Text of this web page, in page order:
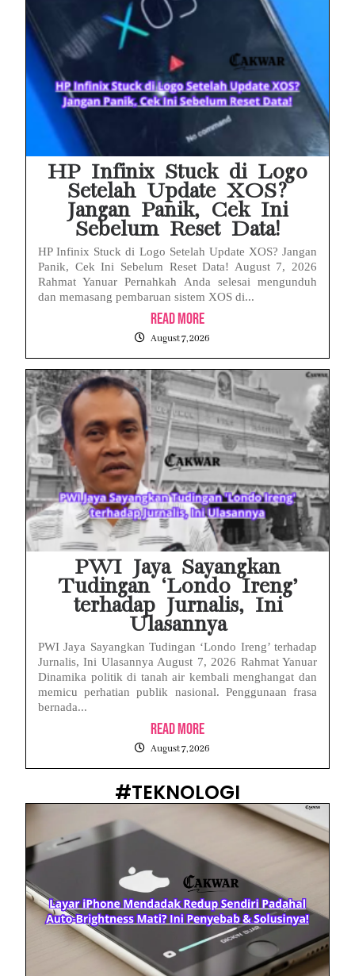
HP Infinix Stuck di Logo
Setelah Update XOS?
Jangan Panik, Cek Ini
Sebelum Reset Data!
HP Infinix Stuck di Logo Setelah Update XOS? Jangan
Panik, Cek Ini Sebelum Reset Data! August 7, 2026
Rahmat Yanuar Pernahkah Anda selesai mengunduh
dan memasang pembaruan sistem XOS di...
Read More
August 7, 2026
PWI Jaya Sayangkan
Tudingan ‘Londo Ireng’
terhadap Jurnalis, Ini
Ulasannya
PWI Jaya Sayangkan Tudingan ‘Londo Ireng’ terhadap
Jurnalis, Ini Ulasannya August 7, 2026 Rahmat Yanuar
Dinamika politik di tanah air kembali menghangat dan
memicu perhatian publik nasional. Penggunaan frasa
bernada...
Read More
August 7, 2026
#TEKNOLOGI